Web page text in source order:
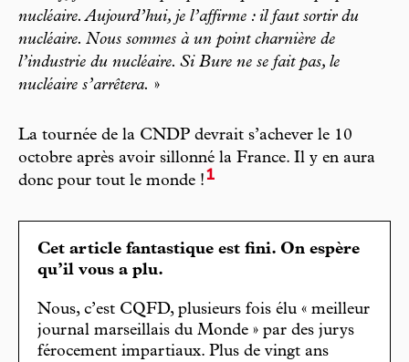
nucléaire. Aujourd’hui, je l’affirme : il faut sortir du
nucléaire. Nous sommes à un point charnière de
l’industrie du nucléaire. Si Bure ne se fait pas, le
nucléaire s’arrêtera. »
La tournée de la CNDP devrait s’achever le 10
octobre après avoir sillonné la France. Il y en aura
donc pour tout le monde !1
Cet article fantastique est fini. On espère
qu’il vous a plu.
Nous, c’est CQFD, plusieurs fois élu « meilleur
journal marseillais du Monde » par des jurys
férocement impartiaux. Plus de vingt ans